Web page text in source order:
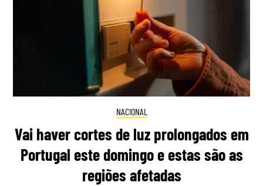
NACIONAL
Vai haver cortes de luz prolongados em
Portugal este domingo e estas são as
regiões afetadas